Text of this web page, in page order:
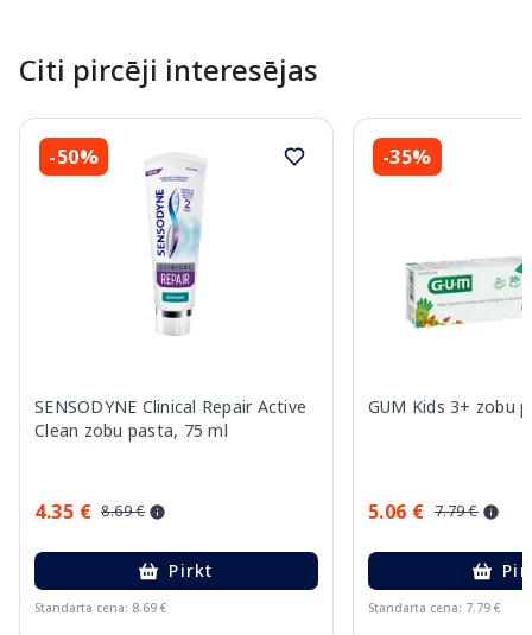
Citi pircēji interesējas
-50%
SENSODYNE Clinical Repair Active
Clean zobu pasta, 75 ml
4.35 € 8.69 €
Pirkt
Standarta cena: 8.69 €
-35%
GUM Kids 3+ zobu
5.06 € 7.79 €
Standarta cena: 7.79 €